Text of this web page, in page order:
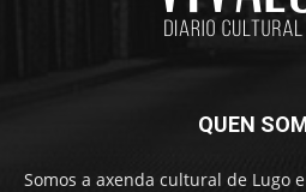
QUEN
Somos a axenda cultural de Lugo